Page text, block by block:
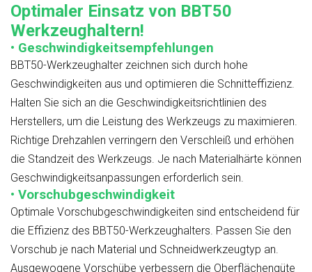
Optimaler Einsatz von BBT50
Werkzeughaltern!
• Geschwindigkeitsempfehlungen
BBT50-Werkzeughalter zeichnen sich durch hohe
Geschwindigkeiten aus und optimieren die Schnitteffizienz.
Halten Sie sich an die Geschwindigkeitsrichtlinien des
Herstellers, um die Leistung des Werkzeugs zu maximieren.
Richtige Drehzahlen verringern den Verschleiß und erhöhen
die Standzeit des Werkzeugs. Je nach Materialhärte können
Geschwindigkeitsanpassungen erforderlich sein.
• Vorschubgeschwindigkeit
Optimale Vorschubgeschwindigkeiten sind entscheidend für
die Effizienz des BBT50-Werkzeughalters. Passen Sie den
Vorschub je nach Material und Schneidwerkzeugtyp an.
Ausgewogene Vorschübe verbessern die Oberflächengüte